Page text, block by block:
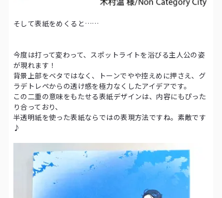
そして表紙をめくると……
今度は打って変わって、スポットライトを浴びる主人公の姿
が現れます！
背景上部をベタではなく、トーンでやや控えめに押さえ、グ
ラデトレペからの透け感を極力なくしたアイデアです。
この二重の意味をもたせる表紙デザインは、内容にもぴった
り合っており、
半透明紙を使った表紙ならではの表現方法ですね。素敵です
♪